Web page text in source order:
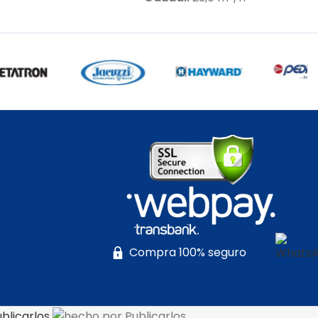
para
con:Agua
de
• Motor:1,5 HP – 220 V – Bajo nivel
• Autoaspirante:Hasta 4 m.c.a.
• Incluye:
Hasta 7 g/L
• Cuerpo hidráulico:En
tecnopolímeros de alta calidad
• Garantía:Según cláusula del
fabricante
• Sello mecánico:Especial en AISI
316
• Rodamientos:Hasta 160 °C
Compra 100% seguro